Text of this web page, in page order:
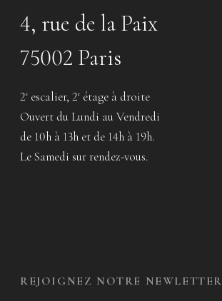
4, rue de la Paix
75002 Paris
2e escalier, 2e étage à droite
Ouvert du Lundi au Vendredi
de 10h à 13h et de 14h à 19h.
Le Samedi sur rendez-vous.
REJOIGNEZ NOTRE NEWLETTER